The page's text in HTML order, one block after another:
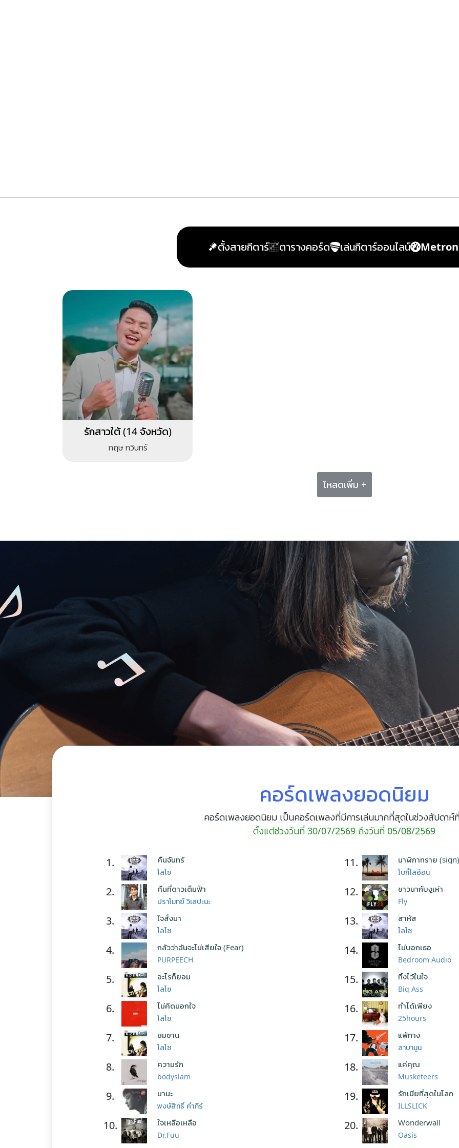
ตั้งสายกีตาร์ ตารางคอร์ด เล่นกีตาร์ออนไลน์
รักสาวใต้ (14 จังหวัด)
กฤษ กวินทร์
โหลดเพิ่ม +
คอร์ดเพลงยอดนิยม
คอร์ดเพลงยอดนิยม เป็นคอร์ดเพลงที่มีการเล่นมากที่สุดในช่วงสัปดาห์
ตั้งแต่ช่วงวันที่ 30/07/2569 ถึงวันที่ 05/08/2569
1. คืนจันทร์
โลโซ
2. คืนที่ดาวเต็มฟ้า
ปราโมทย์ วิเลปะนะ
3. ใจสั่งมา
โลโซ
4. กลัวว่าฉันจะไม่เสียใจ (Fear)
PURPEECH
5. อะไรก็ยอม
โลโซ
6. ไม่คิดนอกใจ
โลโซ
7. ซมซาน
โลโซ
8. ความรัก
bodyslam
9. มานะ
พงษ์สิทธิ์ คำภีร์
10. ใจเหลือเหลือ
Dr.Fuu
11. นาฬิกาทราย (sign)
โบกี้ไลอ้อน
12. ชาวนากับงูเห่า
Fly
13. สาหัส
โลโซ
14. ไม่บอกเธอ
Bedroom Audio
15. ทิ้งไว้ในใจ
Big Ass
16. ทำได้เพียง
25hours
17. แพ้ทาง
ลาบานูน
18. แค่คุณ
Musketeers
19. รักเมียที่สุดในโลก
ILLSLICK
20. Wonderwall
Oasis